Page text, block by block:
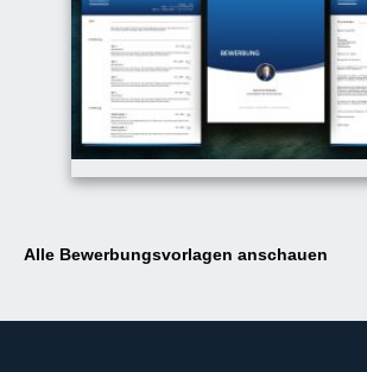
Alle Bewerbungsvorlagen anschauen